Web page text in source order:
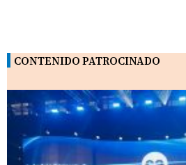
CONTENIDO PATROCINADO